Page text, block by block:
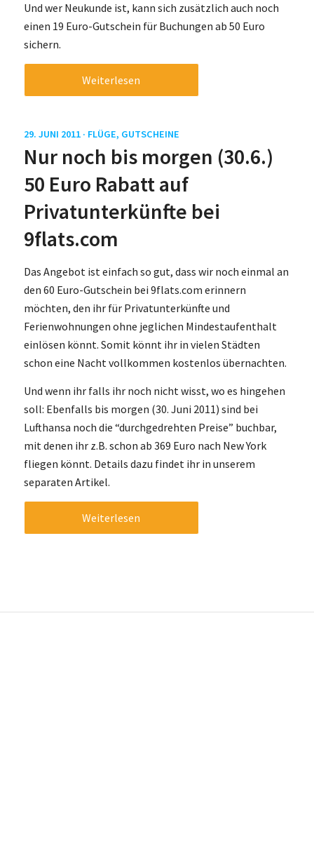
Und wer Neukunde ist, kann sich zusätzlich auch noch
einen 19 Euro-Gutschein für Buchungen ab 50 Euro
sichern.
Weiterlesen
29. JUNI 2011 · FLÜGE, GUTSCHEINE
Nur noch bis morgen (30.6.)
50 Euro Rabatt auf
Privatunterkünfte bei
9flats.com
Das Angebot ist einfach so gut, dass wir noch einmal an
den 60 Euro-Gutschein bei 9flats.com erinnern
möchten, den ihr für Privatunterkünfte und
Ferienwohnungen ohne jeglichen Mindestaufenthalt
einlösen könnt. Somit könnt ihr in vielen Städten
schon eine Nacht vollkommen kostenlos übernachten.
Und wenn ihr falls ihr noch nicht wisst, wo es hingehen
soll: Ebenfalls bis morgen (30. Juni 2011) sind bei
Lufthansa noch die “durchgedrehten Preise” buchbar,
mit denen ihr z.B. schon ab 369 Euro nach New York
fliegen könnt. Details dazu findet ihr in unserem
separaten Artikel.
Weiterlesen